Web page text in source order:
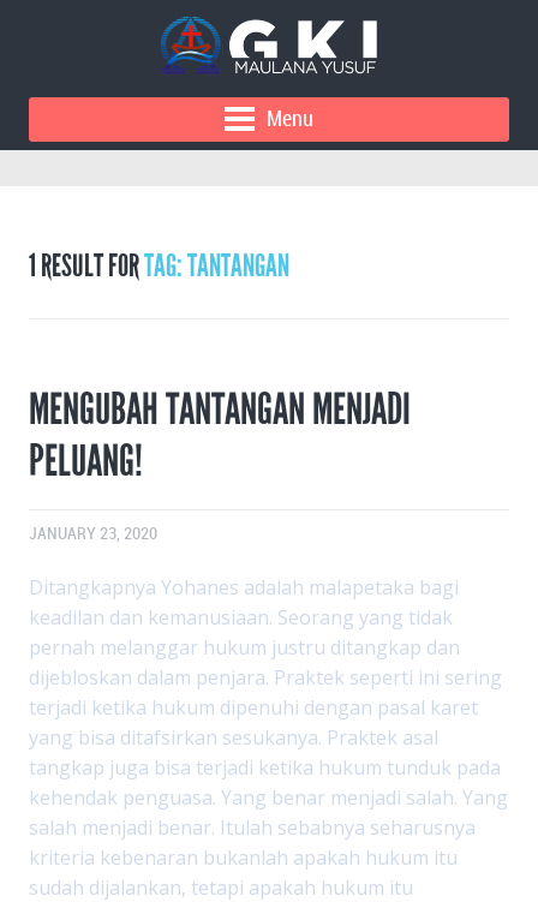
Menu
1 RESULT FORTAG: TANTANGAN
MENGUBAH TANTANGAN MENJADI
PELUANG!
JANUARY 23, 2020
Ditangkapnya Yohanes adalah malapetaka bagi
keadilan dan kemanusiaan. Seorang yang tidak
pernah melanggar hukum justru ditangkap dan
dijebloskan dalam penjara. Praktek seperti ini sering
terjadi ketika hukum dipenuhi dengan pasal karet
yang bisa ditafsirkan sesukanya. Praktek asal
tangkap juga bisa terjadi ketika hukum tunduk pada
kehendak penguasa. Yang benar menjadi salah. Yang
salah menjadi benar. Itulah sebabnya seharusnya
kriteria kebenaran bukanlah apakah hukum itu
sudah dijalankan, tetapi apakah hukum itu